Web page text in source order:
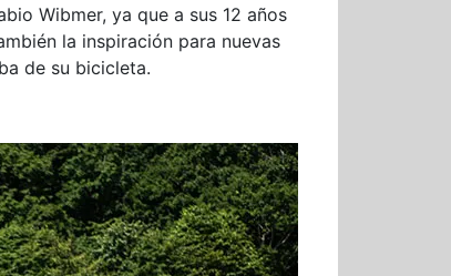
Wibmer, ya que a sus 12 años
la inspiración para nuevas
de su bicicleta.